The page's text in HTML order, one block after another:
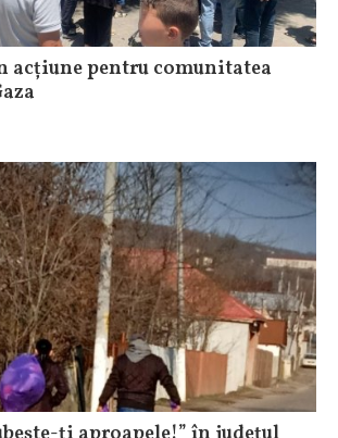
acțiune pentru comunitatea